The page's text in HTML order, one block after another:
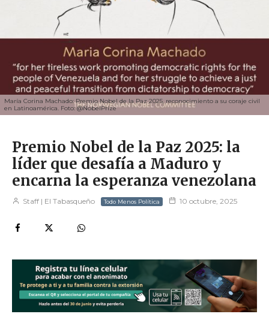
María Corina Machado: Premio Nobel de la Paz 2025, reconocimiento a su coraje civil
en Latinoamérica. Foto: @NobelPrize
Premio Nobel de la Paz 2025: la
líder que desafía a Maduro y
encarna la esperanza venezolana
Staff | El Tabasqueño Todo Menos Política 10 octubre, 2025